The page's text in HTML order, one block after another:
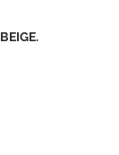
BEIGE.